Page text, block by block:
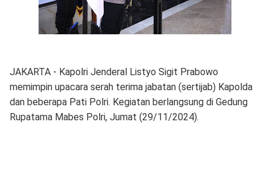
JAKARTA - Kapolri Jenderal Listyo Sigit Prabowo
memimpin upacara serah terima jabatan (sertijab) Kapolda
dan beberapa Pati Polri. Kegiatan berlangsung di Gedung
Rupatama Mabes Polri, Jumat (29/11/2024).